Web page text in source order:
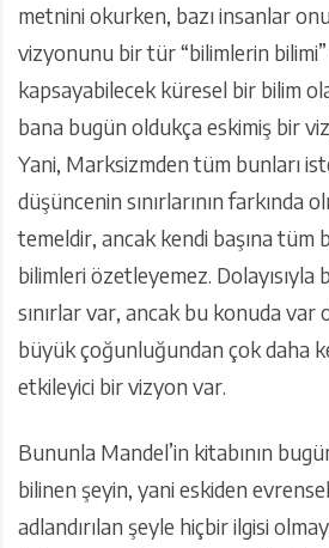
metnini okurken, bazı insanlar
vizyonunu bir tür “bilimlerin
kapsayabilecek küresel bir bilim
bana bugün oldukça eskimiş bir
Yani, Marksizmden tüm bunları
düşüncenin sınırlarının farkında
temeldir, ancak kendi başına tüm
bilimleri özetleyemez. Dolayısıyla
sınırlar var, ancak bu konuda var
büyük çoğunluğundan çok daha
etkileyici bir vizyon var.
Bununla Mandel’in kitabının
bilinen şeyin, yani eskiden
adlandırılan şeyle hiçbir ilgisi